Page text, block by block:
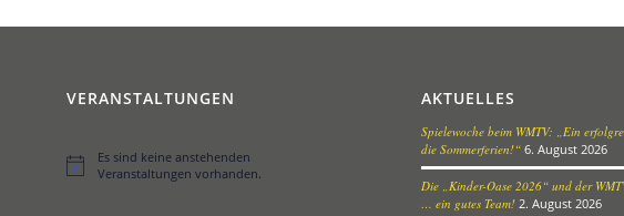
VERANSTALTUNGEN
Hinweis
Es sind keine anstehenden
Veranstaltungen vorhanden.
AKTUELLES
Spielewoche beim WMTV: „Ein
die Sommerferien!“ 6. August 2026
Die „Kinder-Oase 2026“ und der
… ein gutes Team! 2. August 2026